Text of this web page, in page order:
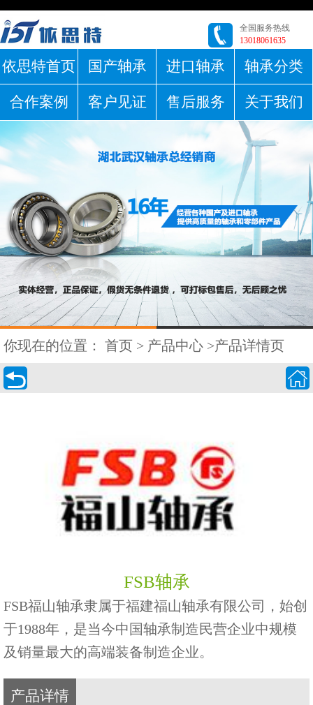
全国服务热线
13018061635
依思特首页 国产轴承 进口轴承 轴承分类
合作案例 客户见证 售后服务 关于我们
你现在的位置： 首页 > 产品中心 >产品详情页
 
FSB轴承
FSB福山轴承隶属于福建福山轴承有限公司，始创
于1988年，是当今中国轴承制造民营企业中规模
及销量最大的高端装备制造企业。
产品详情